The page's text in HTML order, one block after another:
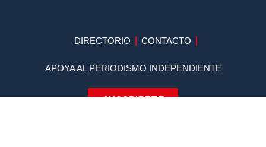
DIRECTORIO CONTACTO
APOYA AL PERIODISMO INDEPENDIENTE
SUSCRIBETE